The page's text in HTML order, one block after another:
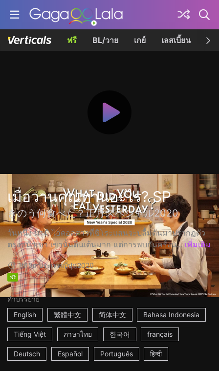
ฟรี BL/วาย เกย์ เลสเบี้ยน เค
เมื่อวานคุณทานอะไร? SP
きのう何食べた？正月スペシャル2020
วันหนึ่ง มามิ ไอดอลสาวที่ชิโระแสนจะปลื้มดันมาปรากฏตัว
ตรงหน้าเขา เขานั้นตื่นเต้นมาก แต่การพบกันครั้งน... เพิ่มเติม
1h15mประเทศญี่ปุ่น2020
ฟรี
คำบรรยาย
English
繁體中文 简体中文 Bahasa Indonesia
Tiếng Việt ภาษาไทย 한국어 français
Deutsch Español Português हिन्दी